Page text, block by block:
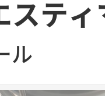
ステ
ル